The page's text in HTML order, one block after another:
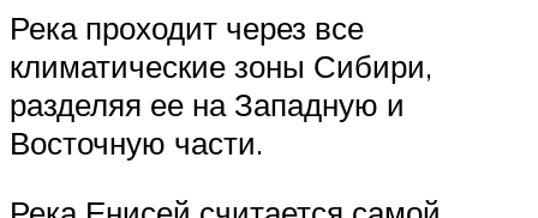
Река проходит через все
климатические зоны Сибири,
разделяя ее на Западную и
Восточную части.